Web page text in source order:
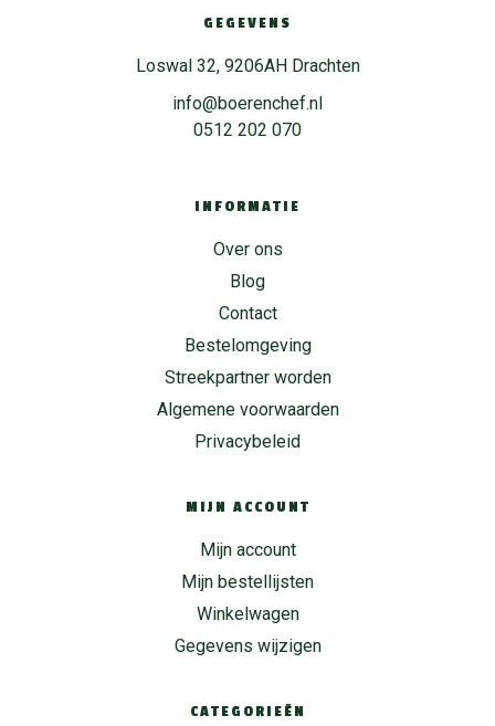
GEGEVENS
Loswal 32, 9206AH Drachten
info@boerenchef.nl
0512 202 070
INFORMATIE
Over ons
Blog
Contact
Bestelomgeving
Streekpartner worden
Algemene voorwaarden
Privacybeleid
MIJN ACCOUNT
Mijn account
Mijn bestellijsten
Winkelwagen
Gegevens wijzigen
CATEGORIEËN